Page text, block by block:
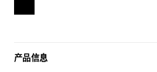
产品信息